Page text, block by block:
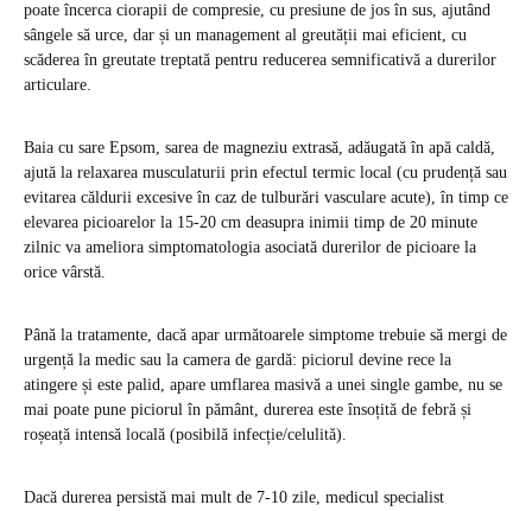
poate încerca ciorapii de compresie, cu presiune de jos în sus, ajutând
sângele să urce, dar și un management al greutății mai eficient, cu
scăderea în greutate treptată pentru reducerea semnificativă a durerilor
articulare.
Baia cu sare Epsom, sarea de magneziu extrasă, adăugată în apă caldă,
ajută la relaxarea musculaturii prin efectul termic local (cu prudență sau
evitarea căldurii excesive în caz de tulburări vasculare acute), în timp ce
elevarea picioarelor la 15-20 cm deasupra inimii timp de 20 minute
zilnic va ameliora simptomatologia asociată durerilor de picioare la
orice vârstă.
Până la tratamente, dacă apar următoarele simptome trebuie să mergi de
urgență la medic sau la camera de gardă: piciorul devine rece la
atingere și este palid, apare umflarea masivă a unei single gambe, nu se
mai poate pune piciorul în pământ, durerea este însoțită de febră și
roșeață intensă locală (posibilă infecție/celulită).
Dacă durerea persistă mai mult de 7-10 zile, medicul specialist